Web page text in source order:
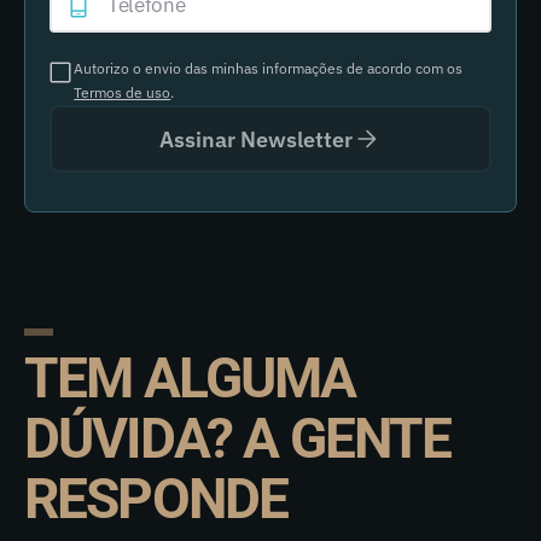
Autorizo o envio das minhas informações de acordo com os
Termos de uso.
Assinar Newsletter
TEM ALGUMA
DÚVIDA? A GENTE
RESPONDE